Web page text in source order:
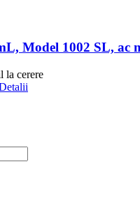
Model 1002 SL, ac
la cerere